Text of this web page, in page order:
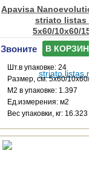
Apavisa
striato listas
5x60/10x60/
Звоните В КОРЗИНУ
Шт.в упаковке: 24
Размер, см: 5x60/10x60/
М2 в упаковке: 1.397
Ед.измерения: м2
Веc упаковки, кг: 16.323